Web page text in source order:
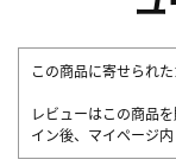
この商品に寄せられ
レビューはこの商品
イン後、マイページ内